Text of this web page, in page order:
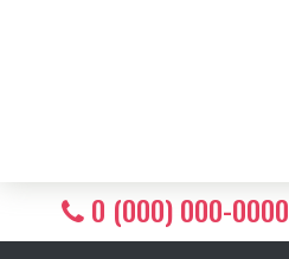
0 (000) 000-0000